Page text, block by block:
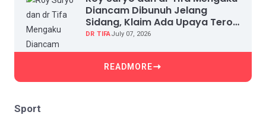
Diancam Dibunuh Jelang
Sidang, Klaim Ada Upaya Teror
dan Intimidasi
DR TIFAJuly 07, 2026
READMORE
Sport